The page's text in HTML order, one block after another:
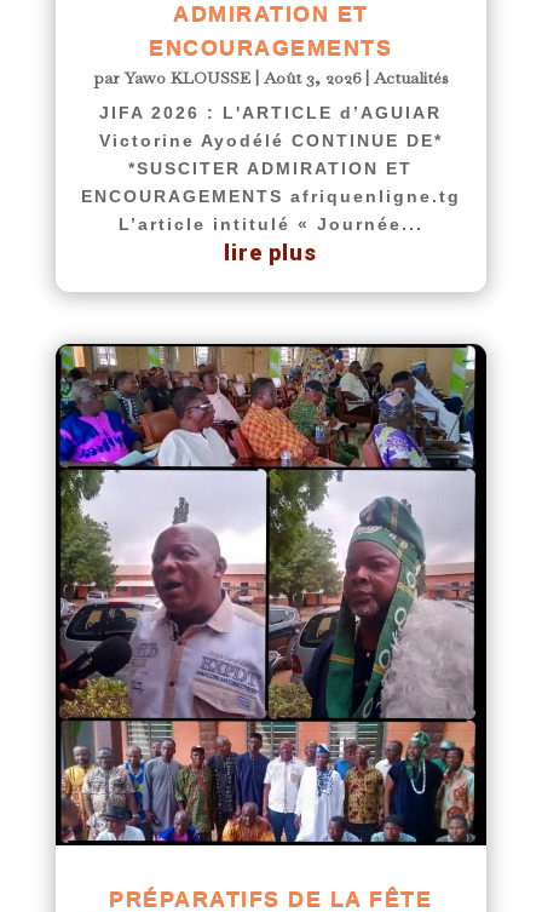
ADMIRATION ET
ENCOURAGEMENTS
parYawo KLOUSSE|Août 3, 2026|Actualités
JIFA 2026 : L'ARTICLE d’AGUIAR
Victorine Ayodélé CONTINUE DE*
*SUSCITER ADMIRATION ET
ENCOURAGEMENTS afriquenligne.tg
L’article intitulé « Journée...
lire plus
PRÉPARATIFS DE LA FÊTE